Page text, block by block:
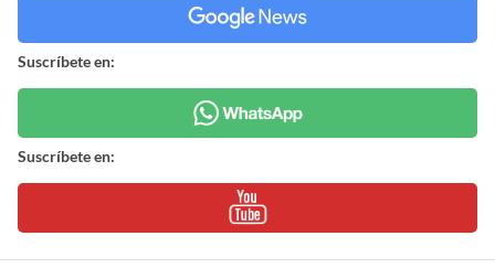
Suscríbete en:
Suscríbete en: